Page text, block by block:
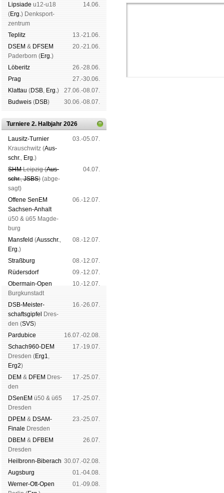
Lipsiade u12-u18
(Erg.) Denk­sport­
zen­trum
14.06.
Tep­litz
13.-21.06.
DSEM & DFSEM
Pader­born (Erg.)
20.-21.06.
Lö­be­ritz
26.-28.06.
Prag
27.-30.06.
Klat­tau (DSB, Erg.)
27.06.-08.07.
Bud­weis (DSB) 30.06.-08.07.
Turniere 2. Halbjahr 2026
Lau­sitz-Tur­nier
Krausch­witz (Aus­
schr., Erg.)
03.-05.07.
SHMLeip­zig (Aus­
schr.,JSBS) (ab­ge­
sagt)
04.07.
Offene SenEM
Sach­sen-An­halt
ü50 & ü65 Mag­de­
burg
06.-12.07.
Mans­feld (Aus­schr.,
Erg.)
08.-12.07.
Straß­burg
08.-12.07.
Rüders­dorf
09.-12.07.
Ober­main-Open
Burg­kun­stadt
10.-12.07.
DSB-Meister­
schafts­gipfel
Dres­
den (SVS)
16.-26.07.
Pardu­bice
16.07.-02.08.
Schach960-DEM
Dres­den (Erg1,
Erg2)
17.-19.07.
DEM & DFEM Dres­
den
17.-25.07.
DSenEM ü50 & ü65
Dres­den
17.-25.07.
DPEM & DSAM-
Finale Dres­den
23.-25.07.
DBEM & DFBEM
Dres­den
26.07.
Heil­bronn-Bi­ber­ach 30.07.-02.08.
Augs­burg
01.-04.08.
Werner-Ott-Open
01.-09.08.